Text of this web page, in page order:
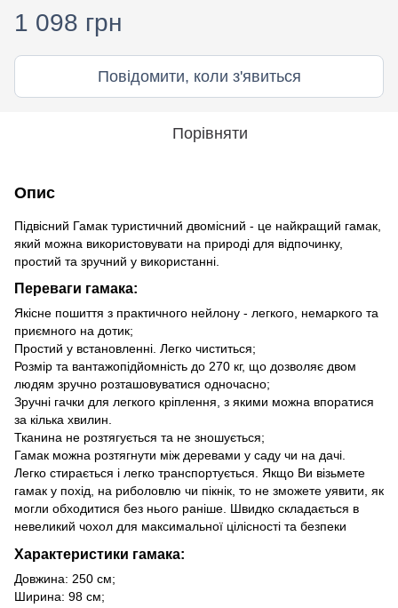
1 098 грн
Повідомити, коли з'явиться
Порівняти
Опис
Підвісний Гамак туристичний двомісний - це найкращий гамак,
який можна використовувати на природі для відпочинку,
простий та зручний у використанні.
Переваги гамака:
Якісне пошиття з практичного нейлону - легкого, немаркого та
приємного на дотик;
Простий у встановленні. Легко чиститься;
Розмір та вантажопідйомність до 270 кг, що дозволяє двом
людям зручно розташовуватися одночасно;
Зручні гачки для легкого кріплення, з якими можна впоратися
за кілька хвилин.
Тканина не розтягується та не зношується;
Гамак можна розтягнути між деревами у саду чи на дачі.
Легко стирається і легко транспортується. Якщо Ви візьмете
гамак у похід, на риболовлю чи пікнік, то не зможете уявити, як
могли обходитися без нього раніше. Швидко складається в
невеликий чохол для максимальної цілісності та безпеки
Характеристики гамака:
Довжина: 250 см;
Ширина: 98 см;